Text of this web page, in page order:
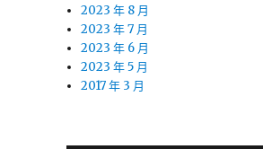
2023 年 8 月
2023 年 7 月
2023 年 6 月
2023 年 5 月
2017 年 3 月